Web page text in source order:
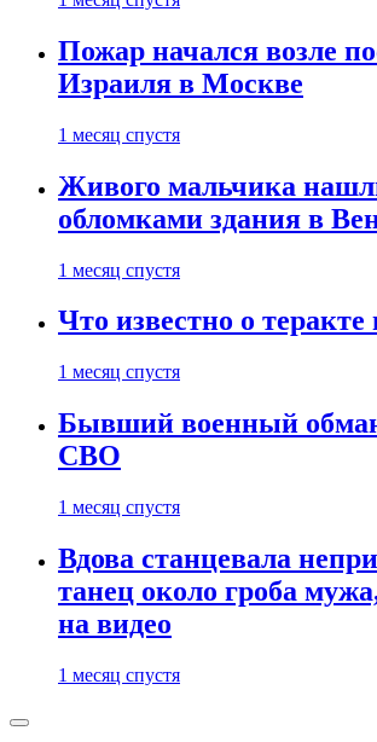
Пожар начался возле
Израиля в Москве
1 месяц спустя
Живого мальчика
обломками здания в
1 месяц спустя
Что известно о
1 месяц спустя
Бывший военный
СВО
1 месяц спустя
Вдова станцевала
танец около гроба
на видео
1 месяц спустя